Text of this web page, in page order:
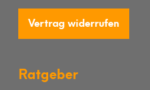
Vertrag widerrufen
Ratgeber